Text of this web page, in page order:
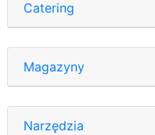
Catering
Magazyny
Narzędzia